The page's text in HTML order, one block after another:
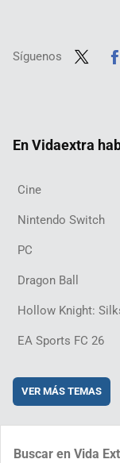
Síguenos
En Vidaextra
Cine
Nintendo Switch
PC
Dragon Ball
Hollow Knight:
EA Sports FC 26
VER MÁS TEMAS